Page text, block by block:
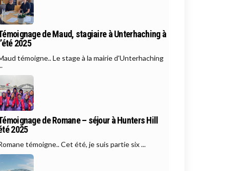
de Maud, stagiaire à Unterhaching à
2025
témoigne.. Le stage à la mairie d'Unterhaching
de Romane – séjour à Hunters Hill
2025
témoigne.. Cet été, je suis partie six ...